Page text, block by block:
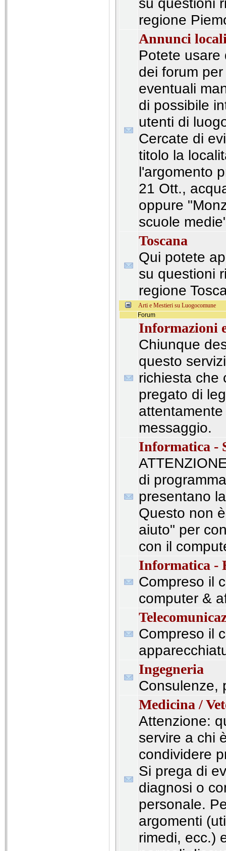
regione
Annunci
Potete usare
dei forum
eventuali
di possibile
utenti di
Cercate di
titolo la
l'argomento
21 Ott.,
oppure
scuole
Toscana
Qui potete
su questioni
regione
Arti e Mestieri su Luogocomune
Forum
Informazioni
Chiunque
questo
richiesta che
pregato di
messaggio.
Informatica -
di
presentano
Questo non
aiuto" per
con il
Informatica -
Compreso il
computer &
Compreso il
Ingegneria
Consulenze,
Medicina /
Attenzione:
servire a chi
condividere
Si prega di
diagnosi o
personale.
argomenti
rimedi, ecc.)